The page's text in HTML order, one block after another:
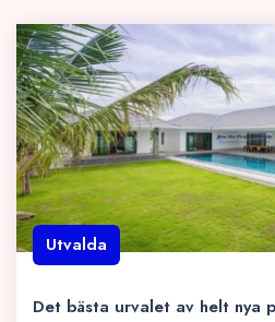
Utvalda
Det bästa urvalet av helt nya